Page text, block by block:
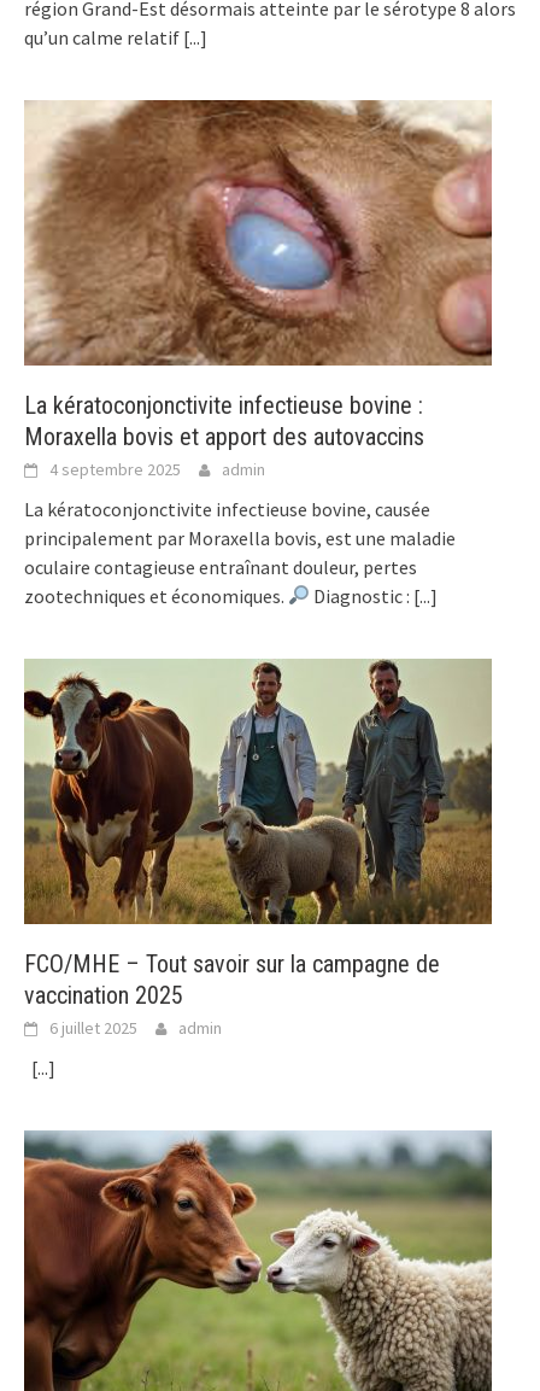
région Grand-Est désormais atteinte par le sérotype 8 alors
qu’un calme relatif [...]
La kératoconjonctivite infectieuse bovine :
Moraxella bovis et apport des autovaccins
4 septembre 2025 admin
La kératoconjonctivite infectieuse bovine, causée
principalement par Moraxella bovis, est une maladie
oculaire contagieuse entraînant douleur, pertes
zootechniques et économiques.
Diagnostic : [...]
FCO/MHE – Tout savoir sur la campagne de
vaccination 2025
6 juillet 2025 admin
[...]